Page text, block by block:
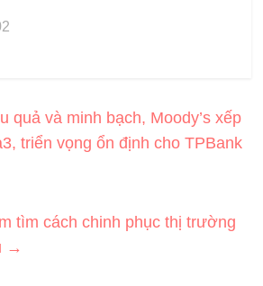
quả và minh bạch, Moody’s xếp
triển vọng ổn định cho TPBank
tìm cách chinh phục thị trường
→